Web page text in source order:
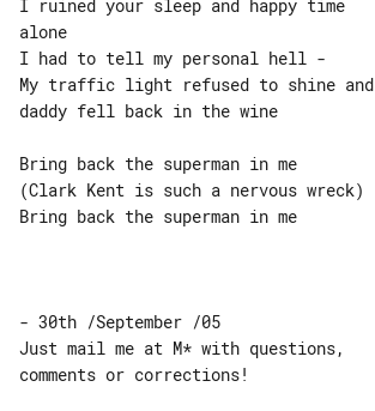
I ruined your sleep and happy time
alone
I had to tell my personal hell -
My traffic light refused to shine and
daddy fell back in the wine
Bring back the superman in me
(Clark Kent is such a nervous wreck)
Bring back the superman in me
- 30th /September /05
Just mail me at M* with questions,